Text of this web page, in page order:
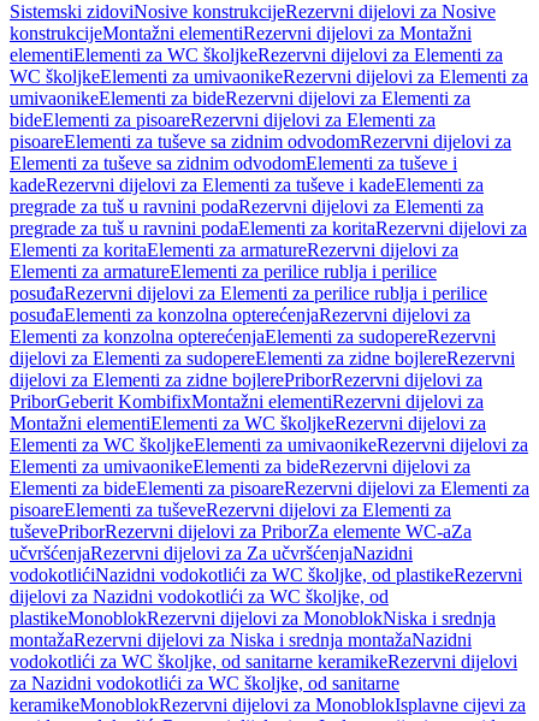
Sistemski zidoviNosive konstrukcijeRezervni dijelovi za Nosive
konstrukcijeMontažni elementiRezervni dijelovi za Montažni
elementiElementi za WC školjkeRezervni dijelovi za Elementi za
WC školjkeElementi za umivaonikeRezervni dijelovi za Elementi za
umivaonikeElementi za bideRezervni dijelovi za Elementi za
bideElementi za pisoareRezervni dijelovi za Elementi za
pisoareElementi za tuševe sa zidnim odvodomRezervni dijelovi za
Elementi za tuševe sa zidnim odvodomElementi za tuševe i
kadeRezervni dijelovi za Elementi za tuševe i kadeElementi za
pregrade za tuš u ravnini podaRezervni dijelovi za Elementi za
pregrade za tuš u ravnini podaElementi za koritaRezervni dijelovi za
Elementi za koritaElementi za armatureRezervni dijelovi za
Elementi za armatureElementi za perilice rublja i perilice
posuđaRezervni dijelovi za Elementi za perilice rublja i perilice
posuđaElementi za konzolna opterećenjaRezervni dijelovi za
Elementi za konzolna opterećenjaElementi za sudopereRezervni
dijelovi za Elementi za sudopereElementi za zidne bojlereRezervni
dijelovi za Elementi za zidne bojlerePriborRezervni dijelovi za
PriborGeberit KombifixMontažni elementiRezervni dijelovi za
Montažni elementiElementi za WC školjkeRezervni dijelovi za
Elementi za WC školjkeElementi za umivaonikeRezervni dijelovi za
Elementi za umivaonikeElementi za bideRezervni dijelovi za
Elementi za bideElementi za pisoareRezervni dijelovi za Elementi za
pisoareElementi za tuševeRezervni dijelovi za Elementi za
tuševePriborRezervni dijelovi za PriborZa elemente WC-aZa
učvršćenjaRezervni dijelovi za Za učvršćenjaNazidni
vodokotlićiNazidni vodokotlići za WC školjke, od plastikeRezervni
dijelovi za Nazidni vodokotlići za WC školjke, od
plastikeMonoblokRezervni dijelovi za MonoblokNiska i srednja
montažaRezervni dijelovi za Niska i srednja montažaNazidni
vodokotlići za WC školjke, od sanitarne keramikeRezervni dijelovi
za Nazidni vodokotlići za WC školjke, od sanitarne
keramikeMonoblokRezervni dijelovi za MonoblokIsplavne cijevi za